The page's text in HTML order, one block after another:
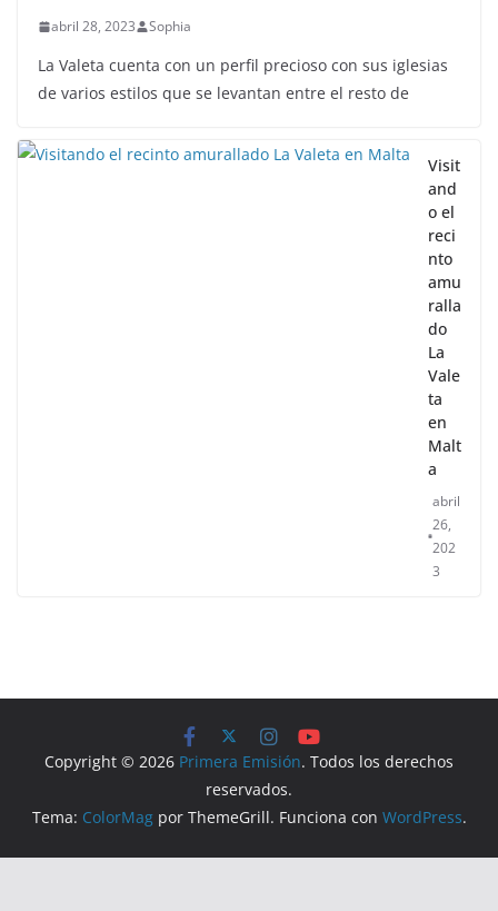
abril 28, 2023 Sophia
La Valeta cuenta con un perfil precioso con sus iglesias
de varios estilos que se levantan entre el resto de
Visit
and
o el
reci
nto
amu
ralla
do
La
Vale
ta
en
Malt
a
abril
26,
202
3
Copyright © 2026 Primera Emisión. Todos los derechos
reservados.
Tema: ColorMagpor ThemeGrill. Funciona con WordPress.